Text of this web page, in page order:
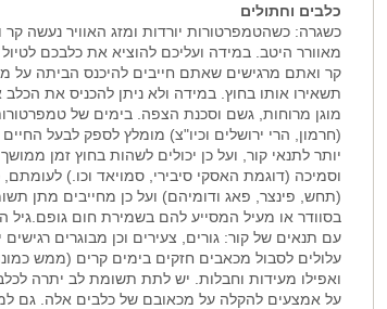
כלבים וחתולים
כשגרה: כשהטמפרטורות יורדות ומזג האוויר נעשה
מאוורר היטב. במידה ועליכם להוציא את כלבכם
קר ואתם מרגישים שאתם חייבים להיכנס הביתה על
תשאירו אותו בחוץ. במידה ולא ניתן להכניס את
מוגן מרוחות, גשם וסכנת הצפה. בימים של
(חרמון, הרי ירושלים וכיו"צ) מומלץ לספק לבעל
יותר לתנאי קור, ועל כן יכולים לשהות בחוץ זמן
וסמיכה (דוגמת האסקי סיבירי, סמויאד וכו.)
(תחש, פינצר, פאג ודומיהם) ועל כן מחייבים מתן
בסוודר או מעיל המסייע להם בשמירת חום
עם תנאים של קור: גורים, צעירים וכן מבוגרים
עלולים לסבול מכאבים חזקים בימים קרים (ממש
ואפילו מעידות וחבלות. יש לתת תשומת לב יתרה
על אמצעים להקלה על מכאובם של כלבים אלה. גם